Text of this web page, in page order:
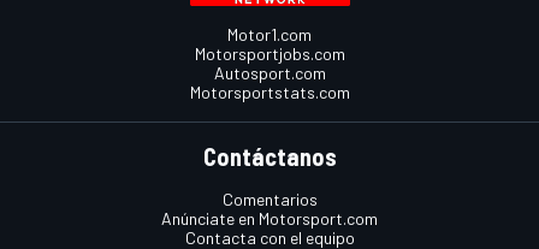
Motor1.com
Motorsportjobs.com
Autosport.com
Motorsportstats.com
Contáctanos
Comentarios
Anúnciate en Motorsport.com
Contacta con el equipo